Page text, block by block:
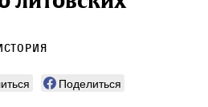
Поделиться